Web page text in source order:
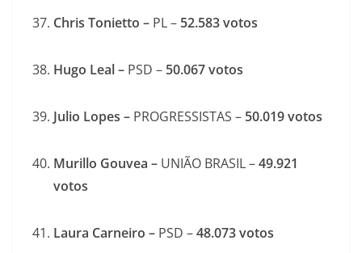
Chris Tonietto – PL – 52.583votos
Hugo Leal – PSD – 50.067votos
Julio Lopes – PROGRESSISTAS – 50.019votos
Murillo Gouvea – UNIÃO BRASIL –49.921
votos
Laura Carneiro – PSD –48.073votos